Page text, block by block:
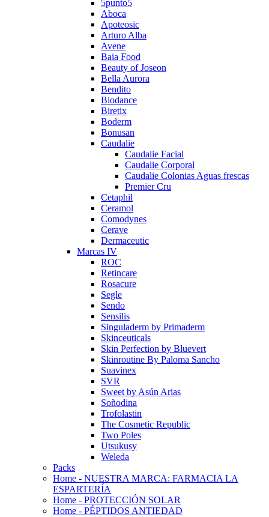
5punto5
Aboca
Apoteosic
Arturo Alba
Avene
Baia Food
Beauty of Joseon
Bella Aurora
Bendito
Biodance
Biretix
Boderm
Bonusan
Caudalie
Caudalie Facial
Caudalie Corporal
Caudalie Colonias Aguas frescas
Premier Cru
Cetaphil
Ceramol
Comodynes
Cerave
Dermaceutic
Marcas IV
ROC
Retincare
Rosacure
Segle
Sendo
Sensilis
Singuladerm by Primaderm
Skinceuticals
Skin Perfection by Bluevert
Skinroutine By Paloma Sancho
Suavinex
SVR
Sweet by Asún Arias
Soñodina
Trofolastin
The Cosmetic Republic
Two Poles
Utsukusy
Weleda
Packs
Home - NUESTRA MARCA: FARMACIA LA
ESPARTERÍA
Home - PROTECCIÓN SOLAR
Home - PÉPTIDOS ANTIEDAD